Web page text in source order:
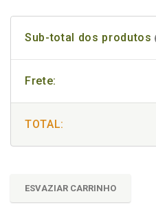
Sub-total dos produtos
Frete:
TOTAL:
ESVAZIAR CARRINHO